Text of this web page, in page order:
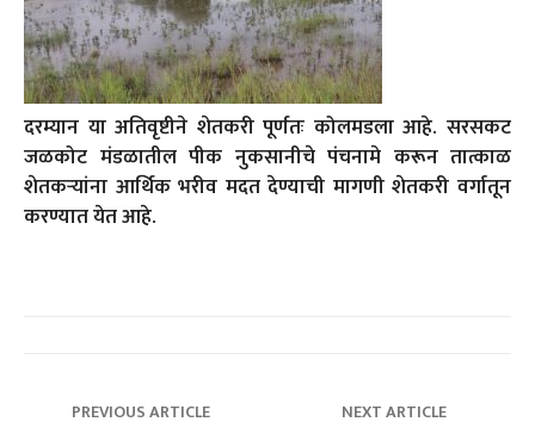
दरम्यान या अतिवृष्टीने शेतकरी पूर्णतः कोलमडला आहे. सरसकट
जळकोट मंडळातील पीक नुकसानीचे पंचनामे करून तात्काळ
शेतकऱ्यांना आर्थिक भरीव मदत देण्याची मागणी शेतकरी वर्गातून
करण्यात येत आहे.
PREVIOUS ARTICLE NEXT ARTICLE